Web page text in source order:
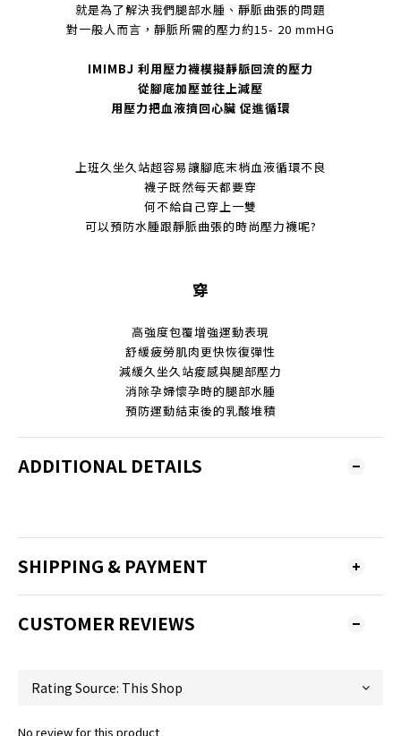
就是為了解決我們腿部水腫、靜脈曲張的問題
對一般人而言，靜脈所需的壓力約15- 20 mmHG
IMIMBJ 利用壓力襪模擬靜脈回流的壓力
從腳底加壓並往上減壓
用壓力把血液擠回心臟 促進循環
上班久坐久站超容易讓腳底末梢血液循環不良
襪子既然每天都要穿
何不給自己穿上一雙
可以預防水腫跟靜脈曲張的時尚壓力襪呢?
穿
高強度包覆增強運動表現
舒緩疲勞肌肉更快恢復彈性
減緩久坐久站痠感與腿部壓力
消除孕婦懷孕時的腿部水腫
預防運動結束後的乳酸堆積
ADDITIONAL DETAILS
SHIPPING & PAYMENT
CUSTOMER REVIEWS
No review for this product